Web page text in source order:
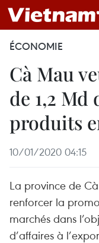
ÉCONOMIE
Cà Mau
de 1,2 Md
produits
10/01/2020 04:15
La province de
renforcer la
marchés dans
d’affaires à